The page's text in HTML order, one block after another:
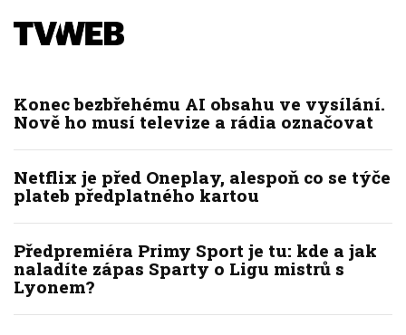
Konec bezbřehému AI obsahu ve vysílání.
Nově ho musí televize a rádia označovat
Netflix je před Oneplay, alespoň co se týče
plateb předplatného kartou
Předpremiéra Primy Sport je tu: kde a jak
naladíte zápas Sparty o Ligu mistrů s
Lyonem?